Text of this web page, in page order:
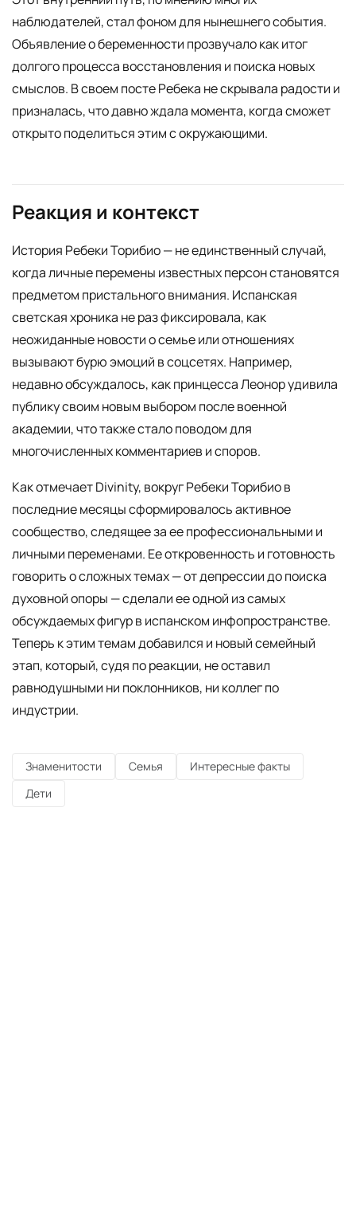
наблюдателей, стал фоном для нынешнего события.
Объявление о беременности прозвучало как итог
долгого процесса восстановления и поиска новых
смыслов. В своем посте Ребека не скрывала радости и
призналась, что давно ждала момента, когда сможет
открыто поделиться этим с окружающими.
Реакция и контекст
История Ребеки Торибио — не единственный случай,
когда личные перемены известных персон становятся
предметом пристального внимания. Испанская
светская хроника не раз фиксировала, как
неожиданные новости о семье или отношениях
вызывают бурю эмоций в соцсетях. Например,
недавно обсуждалось, как принцесса Леонор удивила
публику своим новым выбором после военной
академии, что также стало поводом для
многочисленных комментариев и споров.
Как отмечает Divinity, вокруг Ребеки Торибио в
последние месяцы сформировалось активное
сообщество, следящее за ее профессиональными и
личными переменами. Ее откровенность и готовность
говорить о сложных темах — от депрессии до поиска
духовной опоры — сделали ее одной из самых
обсуждаемых фигур в испанском инфопространстве.
Теперь к этим темам добавился и новый семейный
этап, который, судя по реакции, не оставил
равнодушными ни поклонников, ни коллег по
индустрии.
Знаменитости Семья
Интересные факты
Дети